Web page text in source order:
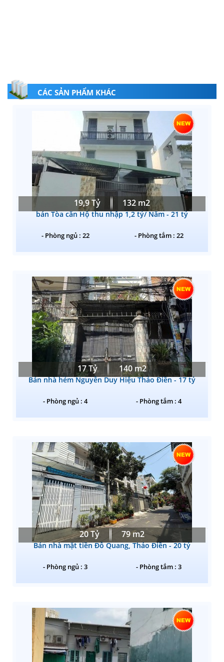
CÁC SẢN PHẨM KHÁC
19,9 Tỷ 132 m2
bán Tòa căn Hộ thu nhập 1,2 tỷ/ Năm - 21 tỷ
- Phòng ngủ : 22 - Phòng tắm : 22
17 Tỷ 140 m2
Bán nhà hẻm Nguyễn Duy Hiệu Thảo Điền - 17 tỷ
- Phòng ngủ : 4 - Phòng tắm : 4
20 Tỷ 79 m2
Bán nhà mặt tiền Đỗ Quang, Thảo Điền - 20 tỷ
- Phòng ngủ : 3 - Phòng tắm : 3